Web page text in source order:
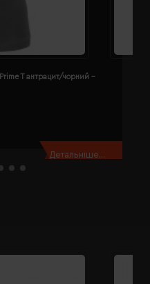
T антрацит/чорний -
Детальніше...